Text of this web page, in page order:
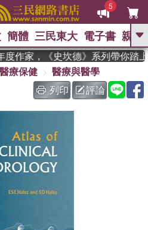
5
GO
熱搜： 東野圭吾 、 The Odyssey
、 如果歷史是一群喵 、 暑期
國際布克獎 臺灣漫遊錄 、 方
華 、 台灣的李登輝時代
簡體 三民東大 電子書 親子
作家，《史坎德》系列帶你踏上
醫療保健
醫療與醫學
列印
評論